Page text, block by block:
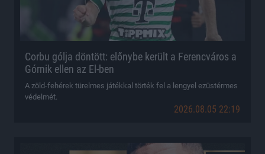
Corbu gólja döntött: előnybe került a Ferencváros a
Górnik ellen az El-ben
A zöld-fehérek türelmes játékkal törték fel a lengyel ezüstérmes
védelmét.
2026.08.05 22:19